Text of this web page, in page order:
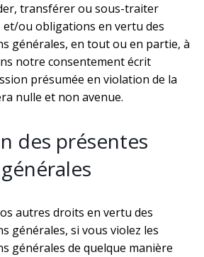
transférer ou sous-traiter
et/ou obligations en vertu des
générales, en tout ou en partie, à
notre consentement écrit
présumée en violation de la
nulle et non avenue.
des présentes
autres droits en vertu des
générales, si vous violez les
générales de quelque manière